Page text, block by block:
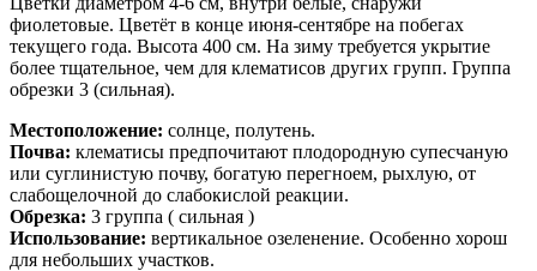
фиолетовые. Цветёт в конце июня-сентябре на побегах
текущего года. Высота 400 см. На зиму требуется укрытие
более тщательное, чем для клематисов других групп. Группа
обрезки 3 (сильная).
Местоположение: солнце, полутень.
Почва: клематисы предпочитают плодородную супесчаную
или суглинистую почву, богатую перегноем, рыхлую, от
слабощелочной до слабокислой реакции.
Обрезка: 3 группа ( сильная )
Использование: вертикальное озеленение. Особенно хорош
для небольших участков.